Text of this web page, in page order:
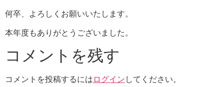
何卒、よろしくお願いいたします。
本年度もありがとうございました。
コメントを残す
コメントを投稿するには ログイン してください。